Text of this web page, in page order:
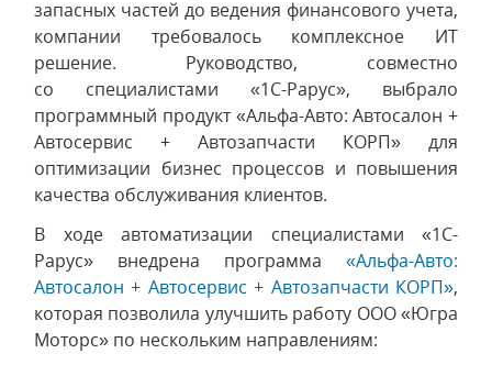
запасных частей до ведения финансового учета,
компании требовалось комплексное ИТ
решение. Руководство, совместно
со специалистами «1С-Рарус», выбрало
программный продукт «Альфа-Авто: Автосалон +
Автосервис + Автозапчасти КОРП» для
оптимизации бизнес процессов и повышения
качества обслуживания клиентов.
В ходе автоматизации специалистами «1С-
Рарус» внедрена программа «Альфа-Авто:
Автосалон + Автосервис + Автозапчасти КОРП»,
которая позволила улучшить работу ООО «Югра
Моторс» по нескольким направлениям: